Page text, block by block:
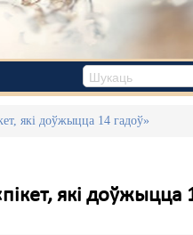
які доўжыцца 14 гадоў»
які доўжыцца